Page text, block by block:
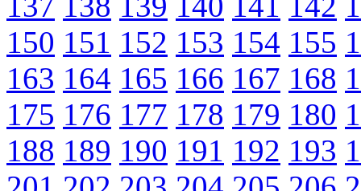
150 151 152 153 154 155
163 164 165 166 167 168
175 176 177 178 179 180
188 189 190 191 192 193